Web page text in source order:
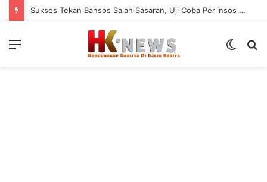
Sukses Tekan Bansos Salah Sasaran, Uji Coba Perlinsos Digital di Surabaya Hampir 100 Persen
Menu
Switch